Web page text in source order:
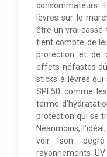
consommateurs.
lèvres sur le
être un vrai
tient compte de
protection et de
effets néfastes
sticks à lèvres qui
SPF50 comme
terme
protection qui se
Néanmoins,
voir son
rayonnements